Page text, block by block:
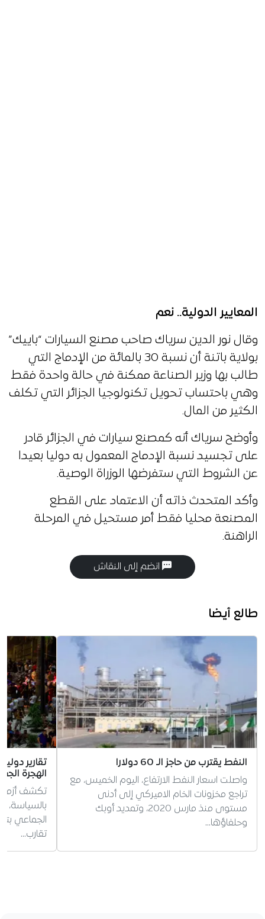
المعايير الدولية.. نعم
وقال نور الدين سرياك صاحب مصنع السيارات “باييك”
بولاية باتنة أن نسبة 30 بالمائة من الإدماج التي
طالب بها وزير الصناعة ممكنة في حالة واحدة فقط
وهي باحتساب تحويل تكنولوجيا الجزائر التي تكلف
الكثير من المال.
وأوضح سرياك أنه كمصنع سيارات في الجزائر قادر
على تجسيد نسبة الإدماج المعمول به دوليا بعيدا
عن الشروط التي ستفرضها الوزراة الوصية.
وأكد المتحدث ذاته أن الاعتماد على القطع
المصنعة محليا فقط أمر مستحيل في المرحلة
الراهنة.
انضم إلى النقاش
طالع أيضا
النفط يقترب من حاجز الـ 60 دولارا
واصلت اسعار النفط الارتفاع، اليوم الخميس، مع
تراجع مخزونات الخام الاميركي إلى أدنى
مستوى منذ مارس 2020، وتمديد أوبك
وحلفاؤها…
تقارير
الهجرة
تكشف أزمة
بالسياسة،
الجماعي
تقارب…